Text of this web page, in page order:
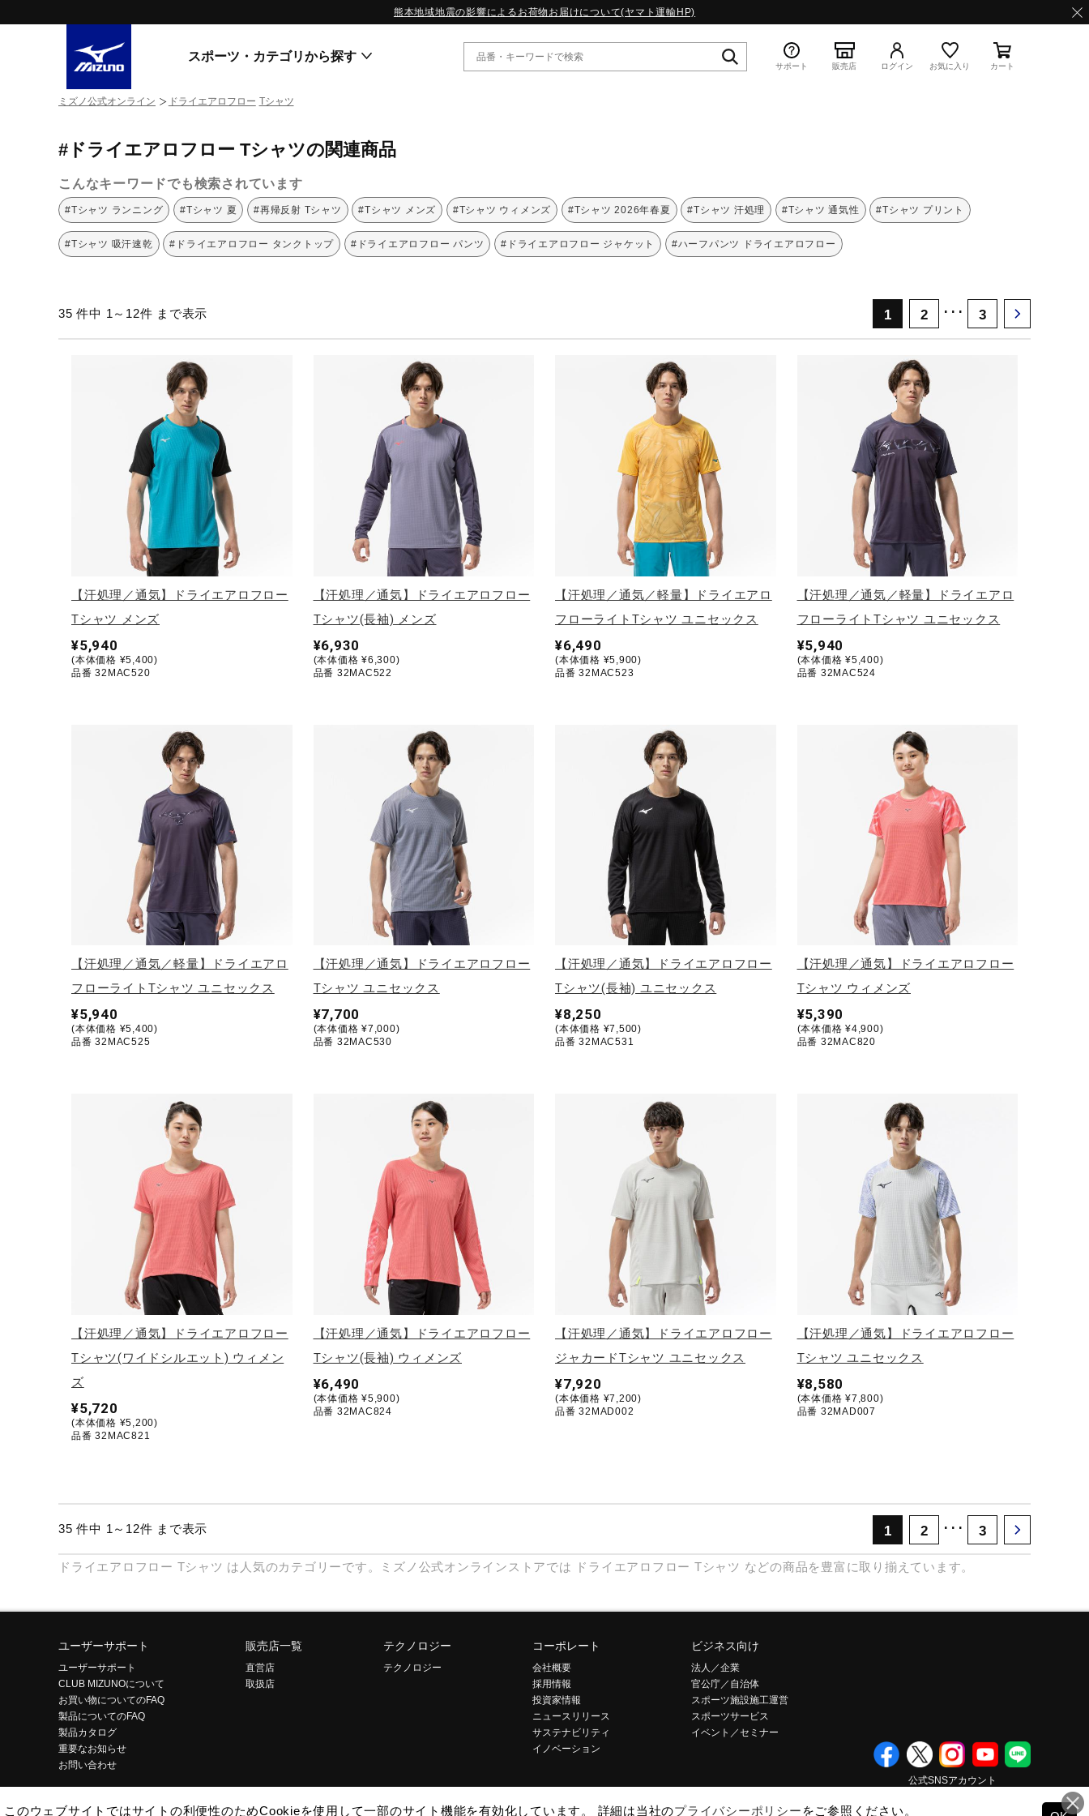
熊本地域地震の影響によるお荷物お届けについて(ヤマト運輸HP)
スポーツ・カテゴリから探す
ライフスタイルウエア
ランニング
サッカー／フットサル
トレーニング
テニス／ソフトテニス
ソフトボール
ウィンタースポーツ
ワーキング
ウォーキングシューズ
ライフスタイルグッズ
インナー
健康／エクササイズ
ジュニア／キッズ
コラボ／ライセンス
WAVE PROPHECY
MORELIA LS
WAVE RIDER
MXR
ゴアテックス
W.PROPHECY1｜特集
WP MAGIC MITA｜特集
WP STRAP｜特集
スペシャルカラーパック｜特集
スニーカー商品をすべて見る
サポート 販売店 ログイン お気に入り カート
ミズノ公式オンライン ドライエアロフロー Tシャツ
#ドライエアロフロー Tシャツの関連商品
こんなキーワードでも検索されています
#Tシャツ ランニング #Tシャツ 夏 #再帰反射 Tシャツ #Tシャツ メンズ #Tシャツ ウィメンズ #Tシャツ 2026年春夏 #Tシャツ 汗処理 #Tシャツ 通気性 #Tシャツ プリント
#Tシャツ 吸汗速乾 #ドライエアロフロー タンクトップ #ドライエアロフロー パンツ #ドライエアロフロー ジャケット #ハーフパンツ ドライエアロフロー
35 件中 1～12件 まで表示 1 2 ･･･ 3
【汗処理／通気】ドライエアロフロー
Tシャツ メンズ
¥5,940
(本体価格 ¥5,400)
品番 32MAC520
【汗処理／通気】ドライエアロフロー
Tシャツ(長袖) メンズ
¥6,930
(本体価格 ¥6,300)
品番 32MAC522
【汗処理／通気／軽量】ドライエアロ
フローライトTシャツ ユニセックス
¥6,490
(本体価格 ¥5,900)
品番 32MAC523
【汗処理／通気／軽量】ドライエアロ
フローライトTシャツ ユニセックス
¥5,940
(本体価格 ¥5,400)
品番 32MAC524
【汗処理／通気／軽量】ドライエアロ
フローライトTシャツ ユニセックス
¥5,940
(本体価格 ¥5,400)
品番 32MAC525
【汗処理／通気】ドライエアロフロー
Tシャツ ユニセックス
¥7,700
(本体価格 ¥7,000)
品番 32MAC530
【汗処理／通気】ドライエアロフロー
Tシャツ(長袖) ユニセックス
¥8,250
(本体価格 ¥7,500)
品番 32MAC531
【汗処理／通気】ドライエアロフロー
Tシャツ ウィメンズ
¥5,390
(本体価格 ¥4,900)
品番 32MAC820
【汗処理／通気】ドライエアロフロー
Tシャツ(ワイドシルエット) ウィメン
ズ
¥5,720
(本体価格 ¥5,200)
品番 32MAC821
【汗処理／通気】ドライエアロフロー
Tシャツ(長袖) ウィメンズ
¥6,490
(本体価格 ¥5,900)
品番 32MAC824
【汗処理／通気】ドライエアロフロー
ジャカードTシャツ ユニセックス
¥7,920
(本体価格 ¥7,200)
品番 32MAD002
【汗処理／通気】ドライエアロフロー
Tシャツ ユニセックス
¥8,580
(本体価格 ¥7,800)
品番 32MAD007
35 件中 1～12件 まで表示 1 2 ･･･ 3
ドライエアロフロー Tシャツ は人気のカテゴリーです。ミズノ公式オンラインストアでは ドライエアロフロー Tシャツ などの商品を豊富に取り揃えています。
ユーザーサポート
ユーザーサポート
CLUB MIZUNOについて
お買い物についてのFAQ
製品についてのFAQ
製品カタログ
重要なお知らせ
お問い合わせ
販売店一覧
直営店
取扱店
テクノロジー
テクノロジー
コーポレート
会社概要
採用情報
投資家情報
ニュースリリース
サステナビリティ
イノベーション
ビジネス向け
法人／企業
官公庁／自治体
スポーツ施設施工運営
スポーツサービス
イベント／セミナー
公式SNSアカウント
このウェブサイトではサイトの利便性のためCookieを使用して一部のサイト機能を有効化しています。 詳細は当社のプライバシーポリシー をご参照ください。